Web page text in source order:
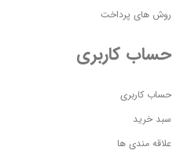
روش های پرداخت
حساب کاربری
حساب کاربری
سبد خرید
علاقه مندی ها